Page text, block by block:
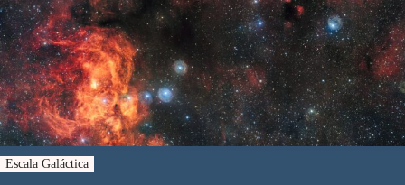
Escala Galáctica